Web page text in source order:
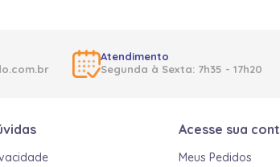
Atendimento
Segunda à Sexta: 7h35 - 17h20
Acesse sua
Meus Pedidos